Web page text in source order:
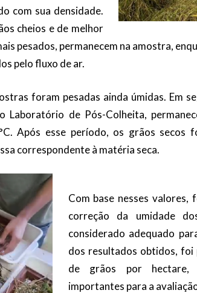
com sua densidade.
cheios e de melhor
pesados, permanecem na amostra,
pelo fluxo de ar.
foram pesadas ainda úmidas. Em
Laboratório de Pós-Colheita,
Após esse período, os grãos secos
correspondente à matéria seca.
Com base nesses valores,
correção da umidade
considerado adequado
dos resultados obtidos, foi
de grãos por hectare,
importantes para a